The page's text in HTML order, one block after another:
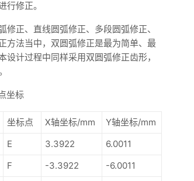
修正。
正、直线圆弧修正、多段圆弧修正、
方法当中，双圆弧修正是最为简单、最
计过程中同样采用双圆弧修正齿形，
坐标
坐标点 X轴坐标/mm
Y轴坐标/mm
E 3.3922
6.0011
F -3.3922
-6.0011